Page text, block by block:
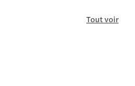
Tout voir